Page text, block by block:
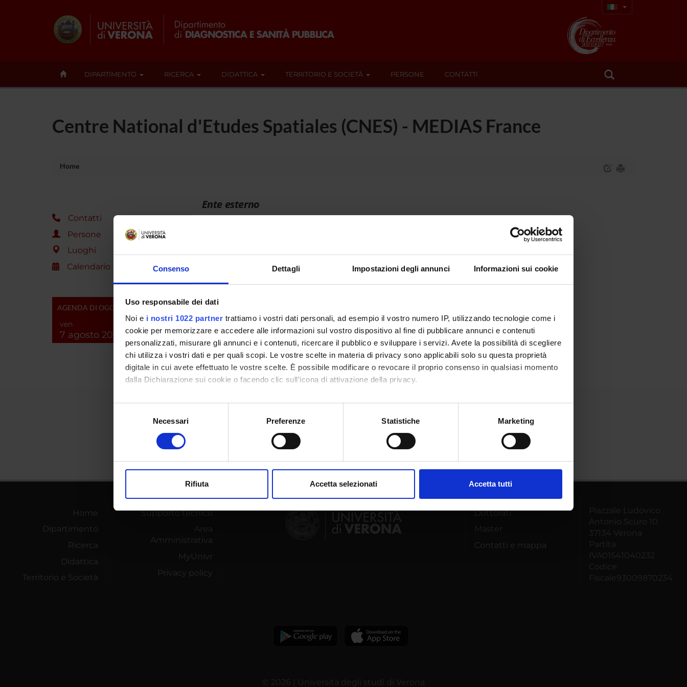
Consenso Dettagli Impostazioni degli annunci Informazioni sui cookie
Uso responsabile dei dati
Noi e i nostri 1022 partner trattiamo i vostri dati personali, ad esempio il vostro numero IP, utilizzando tecnologie come i
cookie per memorizzare e accedere alle informazioni sul vostro dispositivo al fine di pubblicare annunci e contenuti
personalizzati, misurare gli annunci e i contenuti, ricercare il pubblico e sviluppare i servizi. Avete la possibilità di scegliere
chi utilizza i vostri dati e per quali scopi. Le vostre scelte in materia di privacy sono applicabili solo su questa proprietà
digitale in cui avete effettuato le vostre scelte. È possibile modificare o revocare il proprio consenso in qualsiasi momento
dalla Dichiarazione sui cookie o facendo clic sull'icona di attivazione della privacy.
Con il tuo consenso, vorremmo anche:
raccogliere informazioni sulla tua posizione geografica, con un'approssimazione di qualche metro,
digitali).
modificare o ritirare il tuo consenso in qualsiasi momento dalla Dichiarazione sui cookie.
che hanno raccolto dal tuo utilizzo dei loro servizi.
Necessari Preferenze Statistiche Marketing
Rifiuta Accetta selezionati Accetta tutti
DIPARTIMENTO RICERCA DIDATTICA TERRITORIO E SOCIETÀ PERSONE CONTATTI
Centre National d'Etudes Spatiales (CNES) - MEDIAS France
Home
Contatti
Persone
Luoghi
Calendario
AGENDA DI OGGI
ven
7 agosto 2026
Ente esterno
Home
Dipartimento
Ricerca
Didattica
Territorio e Società
Supporto tecnico
Area
Amministrativa
MyUnivr
Privacy policy
Dottorati
Master
Contatti e mappa
Piazzale Ludovico
Antonio Scuro 10
37134 Verona
Partita
IVA01541040232
Codice
Fiscale93009870234
© 2026 | Università degli studi di Verona